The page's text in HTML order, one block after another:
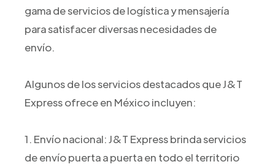
gama de servicios de logística y mensajería
para satisfacer diversas necesidades de
envío.
Algunos de los servicios destacados que J&T
Express ofrece en México incluyen:
1. Envío nacional: J&T Express brinda servicios
de envío puerta a puerta en todo el territorio